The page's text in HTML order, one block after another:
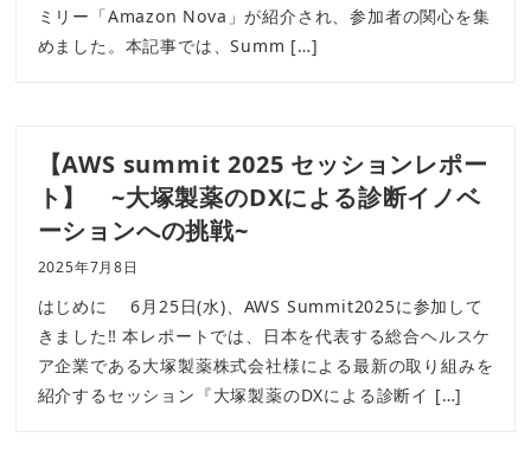
ミリー「Amazon Nova」が紹介され、参加者の関心を集
めました。本記事では、Summ […]
【AWS summit 2025 セッションレポー
ト】 ~大塚製薬のDXによる診断イノベ
ーションへの挑戦~
2025年7月8日
はじめに 6月25日(水)、AWS Summit2025に参加して
きました‼ 本レポートでは、日本を代表する総合ヘルスケ
ア企業である大塚製薬株式会社様による最新の取り組みを
紹介するセッション『大塚製薬のDXによる診断イ […]